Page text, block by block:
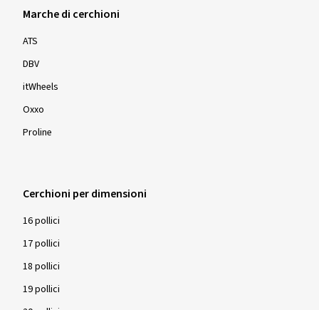
Marche di cerchioni
ATS
DBV
itWheels
Oxxo
Proline
Cerchioni per dimensioni
16 pollici
17 pollici
18 pollici
19 pollici